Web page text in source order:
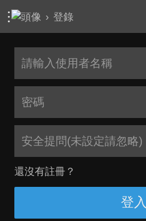
› 登錄
安全提問(未設定請忽略)
還沒有註冊？
登入